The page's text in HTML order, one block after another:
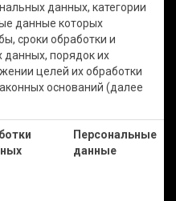
данных, категории
данные которых
сроки обработки и
данных, порядок их
целей их обработки
оснований (далее
Персональные
данные